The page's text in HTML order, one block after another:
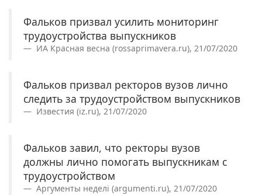
Фальков призвал усилить мониторинг
трудоустройства выпускников
ИА Красная весна (rossaprimavera.ru), 21/07/2020
Фальков призвал ректоров вузов лично
следить за трудоустройством выпускников
Известия (iz.ru), 21/07/2020
Фальков завил, что ректоры вузов
должны лично помогать выпускникам с
трудоустройством
Аргументы неделi (argumenti.ru), 21/07/2020